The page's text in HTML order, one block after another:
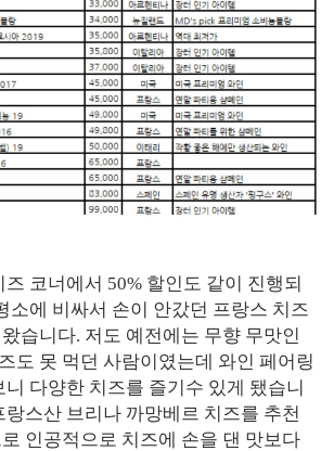
코너에서 50% 할인도 같이 진행되
소에 비싸서 손이 안갔던 프랑스 치즈
습니다. 저도 예전에는 무향 무맛인
도 못 먹던 사람이였는데 와인 페어링
다양한 치즈를 즐기수 있게 됐습니
랑스산 브리나 까망베르 치즈를 추천
인공적으로 치즈에 손을 댄 맛보다